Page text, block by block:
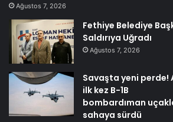
Ağustos 7, 2026
Fethiye Belediye
Saldırıya Uğradı
Ağustos 7, 2026
Savaşta yeni perde!
ilk kez B-1B
bombardıman
sahaya sürdü